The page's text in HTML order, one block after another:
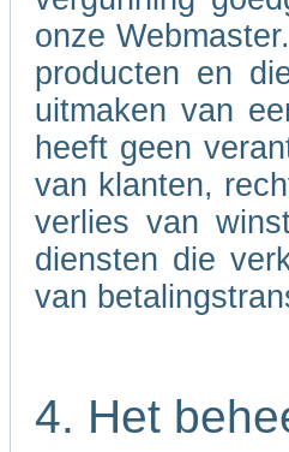
onze
producten en
uitmaken van
heeft geen
van klanten,
verlies van
diensten die
van
4. Het